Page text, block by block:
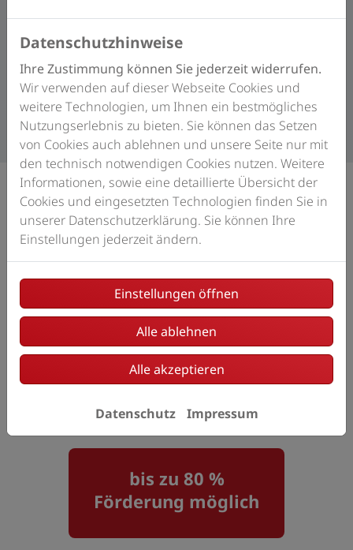
Anschließend kann die Heizungsmodernisierung
durchgeführt werden. Nach Abschluss der Arbeiten
erfolgt die Auszahlung der Fördermittel.
Ihre mögliche Förderhöhe
30 % Grundförderung
zusätzliche Einkommensboni
weitere Zuschläge je nach
persönlicher Situation
bis zu 80 %
Förderung möglich
Datenschutzhinweise
Ihre Zustimmung können Sie jederzeit widerrufen.
Wir verwenden auf dieser Webseite Cookies und
weitere Technologien, um Ihnen ein bestmögliches
Nutzungserlebnis zu bieten. Sie können das Setzen
von Cookies auch ablehnen und unsere Seite nur mit
den technisch notwendigen Cookies nutzen. Weitere
Informationen, sowie eine detaillierte Übersicht der
Cookies und eingesetzten Technologien finden Sie in
unserer Datenschutzerklärung. Sie können Ihre
Einstellungen jederzeit ändern.
Einstellungen öffnen
Alle ablehnen
Alle akzeptieren
Datenschutz Impressum